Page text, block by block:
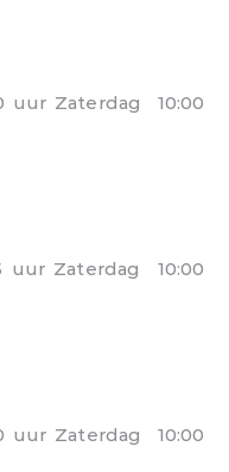
uur Zaterdag 10:00
uur Zaterdag 10:00
uur Zaterdag 10:00